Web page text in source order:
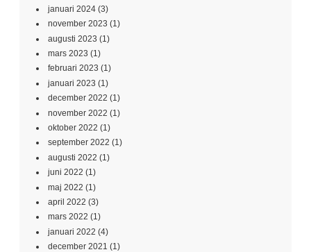
januari 2024 (3)
november 2023 (1)
augusti 2023 (1)
mars 2023 (1)
februari 2023 (1)
januari 2023 (1)
december 2022 (1)
november 2022 (1)
oktober 2022 (1)
september 2022 (1)
augusti 2022 (1)
juni 2022 (1)
maj 2022 (1)
april 2022 (3)
mars 2022 (1)
januari 2022 (4)
december 2021 (1)